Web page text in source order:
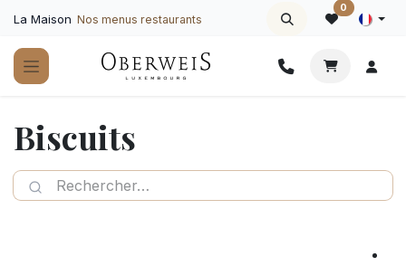
La Maison Nos menus restaurants
0
Biscuits